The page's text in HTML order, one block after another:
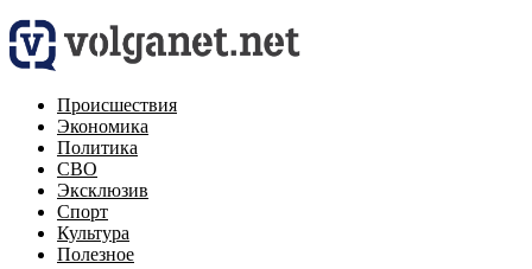
Происшествия
Экономика
Политика
СВО
Эксклюзив
Спорт
Культура
Полезное